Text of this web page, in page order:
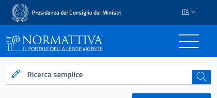
Presidenza del Consiglio dei Ministri ITA
Normattiva - Il portale
Ricerca semplice cerca